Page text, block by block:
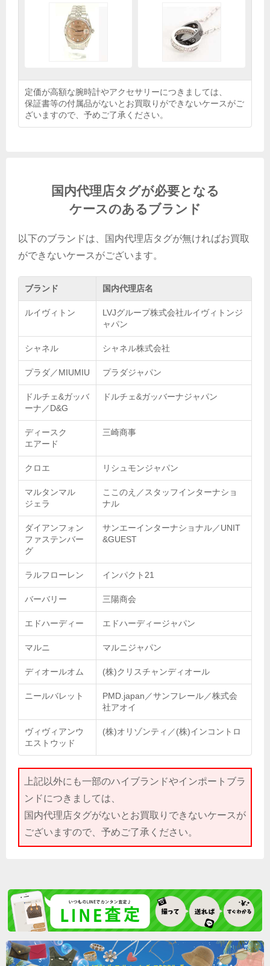
定価が高額な腕時計やアクセサリーにつきましては、
保証書等の付属品がないとお買取りができないケースがご
ざいますので、予めご了承ください。
国内代理店タグが必要となる
ケースのあるブランド
以下のブランドは、国内代理店タグが無ければお買取
ができないケースがございます。
ブランド 国内代理店名
ルイヴィトン
LVJグループ株式会社ルイヴィトンジ
ャパン
シャネル シャネル株式会社
プラダ／MIUMIU プラダジャパン
ドルチェ&ガッバ
ーナ／D&G
ドルチェ&ガッバーナジャパン
ディースク
エアード
三崎商事
クロエ リシュモンジャパン
マルタンマル
ジェラ
ここのえ／スタッフインターナショ
ナル
ダイアンフォン
ファステンバー
グ
サンエーインターナショナル／UNIT
&GUEST
ラルフローレン インパクト21
バーバリー 三陽商会
エドハーディー エドハーディージャパン
マルニ マルニジャパン
ディオールオム (株)クリスチャンディオール
ニールバレット
PMD.japan／サンフレール／株式会
社アオイ
ヴィヴィアンウ
エストウッド
(株)オリゾンティ／(株)インコントロ
上記以外にも一部のハイブランドやインポートブラ
ンドにつきましては、
国内代理店タグがないとお買取りできないケースが
ございますので、予めご了承ください。